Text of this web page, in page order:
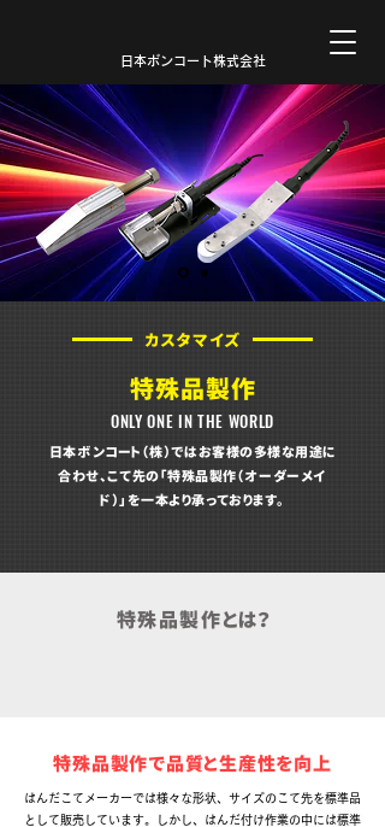
日本ボンコート株式会社
カスタマイズ
特殊品製作
ONLY ONE IN THE WORLD
日本ボンコート（株）ではお客様の多様な用途に
合わせ、こて先の「特殊品製作（オーダーメイ
ド）」を一本より承っております。
特殊品製作とは？
特殊品製作で品質と生産性を向上
はんだこてメーカーでは様々な形状、サイズのこて先を標準品
として販売しています。しかし、はんだ付け作業の中には標準